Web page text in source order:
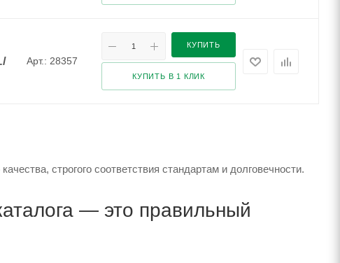
/
Арт.: 28357
КУПИТЬ
КУПИТЬ В 1 КЛИК
строгого соответствия стандартам и долговечности.
— это правильный